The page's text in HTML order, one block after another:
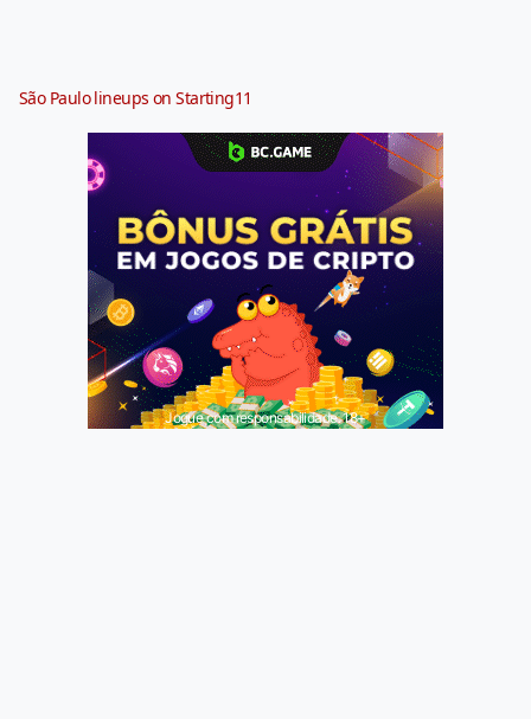
São Paulo lineups on Starting11
Jogue com responsabilidade. 18+